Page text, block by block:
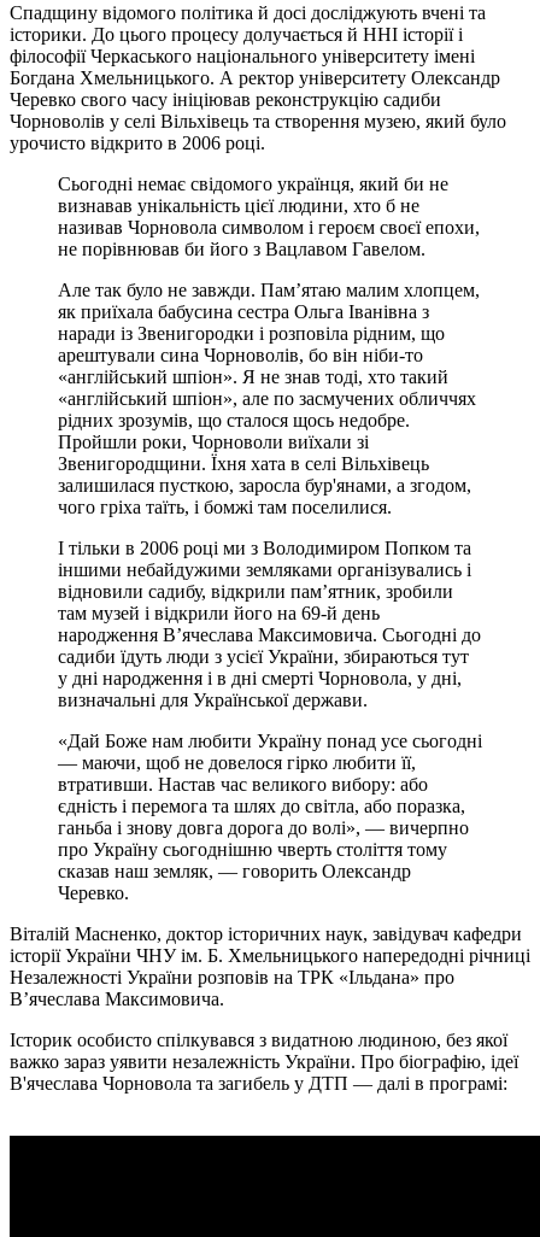
Спадщину відомого політика й досі досліджують вчені та
історики. До цього процесу долучається й ННІ історії і
філософії Черкаського національного університету імені
Богдана Хмельницького. А ректор університету Олександр
Черевко свого часу ініціював реконструкцію садиби
Чорноволів у селі Вільхівець та створення музею, який було
урочисто відкрито в 2006 році.
Сьогодні немає свідомого українця, який би не
визнавав унікальність цієї людини, хто б не
називав Чорновола символом і героєм своєї епохи,
не порівнював би його з Вацлавом Гавелом.
Але так було не завжди. Пам’ятаю малим хлопцем,
як приїхала бабусина сестра Ольга Іванівна з
наради із Звенигородки і розповіла рідним, що
арештували сина Чорноволів, бо він ніби-то
«англійський шпіон». Я не знав тоді, хто такий
«англійський шпіон», але по засмучених обличчях
рідних зрозумів, що сталося щось недобре.
Пройшли роки, Чорноволи виїхали зі
Звенигородщини. Їхня хата в селі Вільхівець
залишилася пусткою, заросла бур'янами, а згодом,
чого гріха таїть, і бомжі там поселилися.
І тільки в 2006 році ми з Володимиром Попком та
іншими небайдужими земляками організувались і
відновили садибу, відкрили пам’ятник, зробили
там музей і відкрили його на 69-й день
народження В’ячеслава Максимовича. Сьогодні до
садиби їдуть люди з усієї України, збираються тут
у дні народження і в дні смерті Чорновола, у дні,
визначальні для Української держави.
«Дай Боже нам любити Україну понад усе сьогодні
— маючи, щоб не довелося гірко любити її,
втративши. Настав час великого вибору: або
єдність і перемога та шлях до світла, або поразка,
ганьба і знову довга дорога до волі», — вичерпно
про Україну сьогоднішню чверть століття тому
сказав наш земляк, — говорить Олександр
Черевко.
Віталій Масненко, доктор історичних наук, завідувач кафедри
історії України ЧНУ ім. Б. Хмельницького напередодні річниці
Незалежності України розповів на ТРК «Ільдана» про
В’ячеслава Максимовича.
Історик особисто спілкувався з видатною людиною, без якої
важко зараз уявити незалежність України. Про біографію, ідеї
В'ячеслава Чорновола та загибель у ДТП — далі в програмі: